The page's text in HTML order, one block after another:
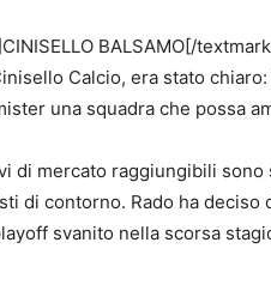
BALSAMO[/
Calcio, era stato
una squadra che possa
di mercato raggiungibili
di contorno. Rado ha
svanito nella scorsa